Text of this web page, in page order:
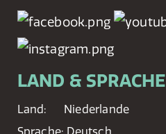
LAND & SPRACHE
Land:
Niederlande
Sprache: Deutsch